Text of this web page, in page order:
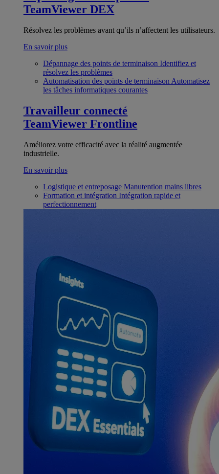
TeamViewer DEX
Résolvez les problèmes avant qu’ils n’affectent les utilisateurs.
En savoir plus
Dépannage des points de terminaison Identifiez et
résolvez les problèmes
Automatisation des points de terminaison Automatisez
les tâches informatiques courantes
Travailleur connecté
TeamViewer Frontline
Améliorez votre efficacité avec la réalité augmentée
industrielle.
En savoir plus
Logistique et entreposage Manutention mains libres
Formation et intégration Intégration rapide et
perfectionnement